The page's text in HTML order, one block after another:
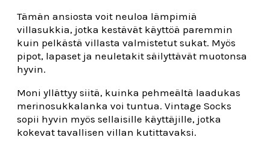
Tämän ansiosta voit neuloa lämpimiä
villasukkia, jotka kestävät käyttöä paremmin
kuin pelkästä villasta valmistetut sukat. Myös
pipot, lapaset ja neuletakit säilyttävät muotonsa
hyvin.
Moni yllättyy siitä, kuinka pehmeältä laadukas
merinosukkalanka voi tuntua. Vintage Socks
sopii hyvin myös sellaisille käyttäjille, jotka
kokevat tavallisen villan kutittavaksi.